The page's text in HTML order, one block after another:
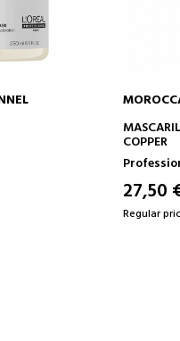
COPPER
27,50
Regular